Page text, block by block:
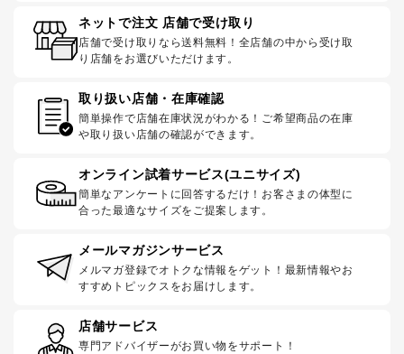
ネットで注文 店舗で受け取り
店舗で受け取りなら送料無料！全店舗の中から受け取
り店舗をお選びいただけます。
取り扱い店舗・在庫確認
簡単操作で店舗在庫状況がわかる！ご希望商品の在庫
や取り扱い店舗の確認ができます。
オンライン試着サービス(ユニサイズ)
簡単なアンケートに回答するだけ！お客さまの体型に
合った最適なサイズをご提案します。
メールマガジンサービス
メルマガ登録でオトクな情報をゲット！最新情報やお
すすめトピックスをお届けします。
店舗サービス
専門アドバイザーがお買い物をサポート！